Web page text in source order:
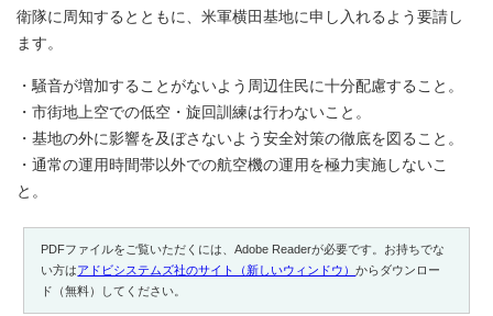
衛隊に周知するとともに、米軍横田基地に申し入れるよう要請し
ます。
・騒音が増加することがないよう周辺住民に十分配慮すること。
・市街地上空での低空・旋回訓練は行わないこと。
・基地の外に影響を及ぼさないよう安全対策の徹底を図ること。
・通常の運用時間帯以外での航空機の運用を極力実施しないこ
と。
PDFファイルをご覧いただくには、Adobe Readerが必要です。お持ちでな
い方はアドビシステムズ社のサイト（新しいウィンドウ）からダウンロー
ド（無料）してください。